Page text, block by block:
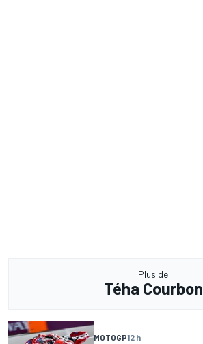
Plus de
Téha Courbon
MOTOGP12 h